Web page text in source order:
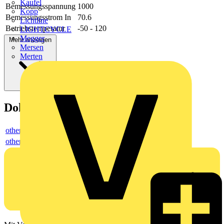
Kaufel
Kopp
Lichtline
LIGHTCYCLE
Megger
Mersen
Merten
Bemessungsspannung 1000
Bemessungsstrom In
70.6
Betriebstemperatur
-50 - 120
Mehr anzeigen
Dokumente
others
others